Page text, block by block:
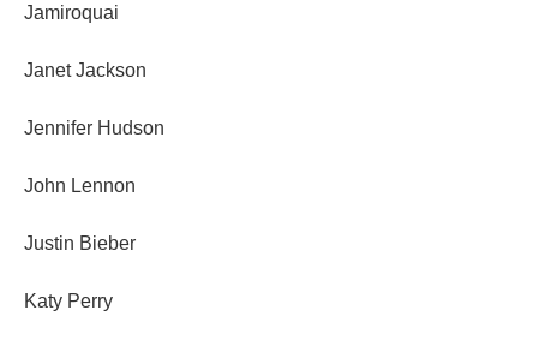
Jamiroquai
Janet Jackson
Jennifer Hudson
John Lennon
Justin Bieber
Katy Perry